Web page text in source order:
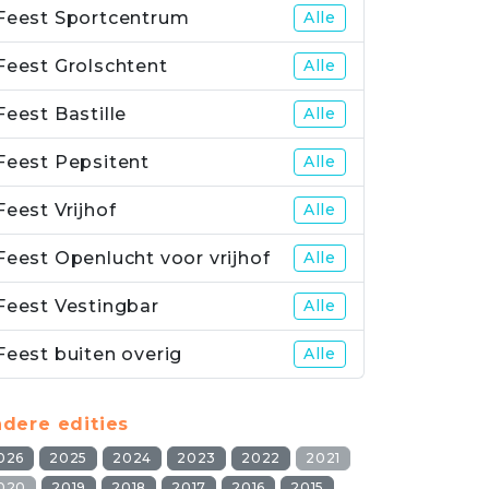
Sportcentrum Alle
Grolschtent Alle
Bastille Alle
Pepsitent Alle
Vrijhof Alle
Openlucht voor vrijhof Alle
Vestingbar Alle
buiten overig Alle
edities
2025 2024 2023 2022
2021